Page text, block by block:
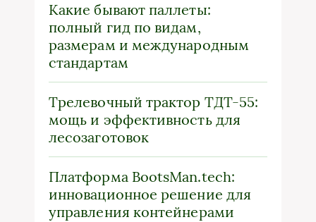
Какие бывают паллеты:
полный гид по видам,
размерам и международным
стандартам
Трелевочный трактор ТДТ-55:
мощь и эффективность для
лесозаготовок
Платформа BootsMan.tech:
инновационное решение для
управления контейнерами